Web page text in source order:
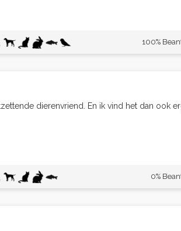
100%
dierenvriend. En ik vind het dan ook
0%